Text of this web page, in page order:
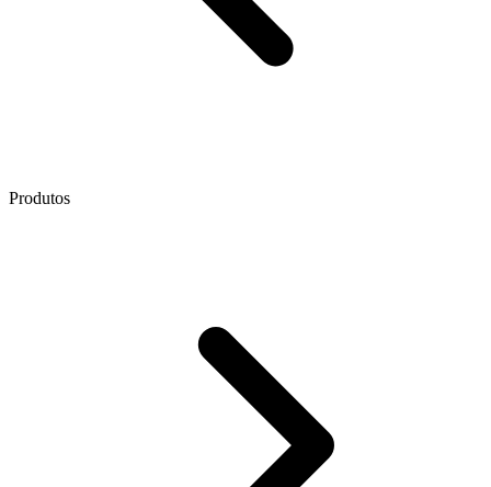
Produtos